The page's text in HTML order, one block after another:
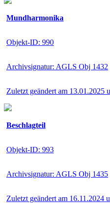
Mundharmonika
Objekt-ID: 990
Archivsignatur: AGLS Obj 1432
Zuletzt geändert am 13.01.2025
Beschlagteil
Objekt-ID: 993
Archivsignatur: AGLS Obj 1435
Zuletzt geändert am 16.11.2024